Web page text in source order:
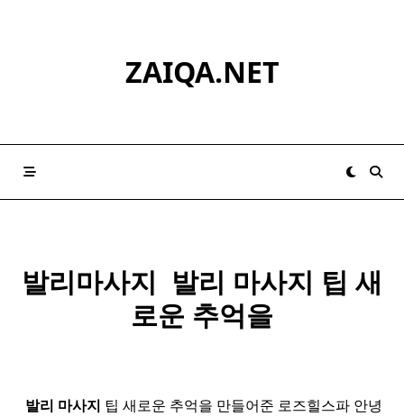
ZAIQA.NET
발리마사지 ​ 발리 마사지 팁 새
로운 추억을
발리 마사지 팁 새로운 추억을 만들어준 로즈힐스파 안녕